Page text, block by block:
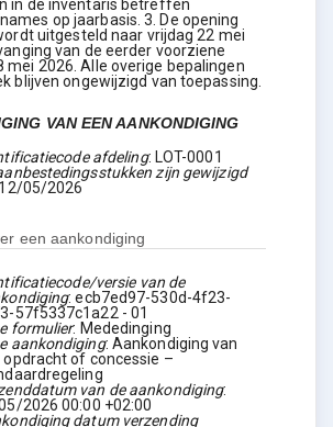
in de inventaris betreffen
op jaarbasis. 3. De opening
uitgesteld naar vrijdag 22 mei
van de eerder voorziene
mei 2026. Alle overige bepalingen
blijven ongewijzigd van toepassing.
VAN EEN AANKONDIGING
afdeling: LOT-0001
zijn gewijzigd
12/05/2026
een aankondiging
versie van de
:ecb7ed97-530d-4f23-
57f5337c1a22 -01
formulier: Mededinging
aankondiging: Aankondiging van
opdracht of concessie –
van de aankondiging:
2026 00:00 +02:00
datum verzending